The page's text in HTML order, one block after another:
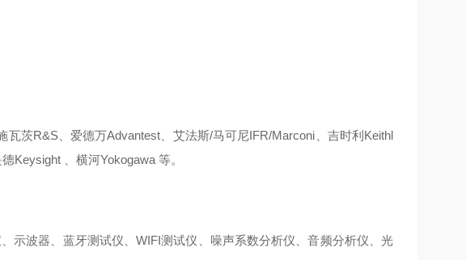
瓦茨R&S、爱德万Advantest、艾法斯/马可尼IFR/Marconi、吉时利Keithl
Keysight 、横河Yokogawa 等。
示波器、蓝牙测试仪、WIFI测试仪、噪声系数分析仪、音频分析仪、光